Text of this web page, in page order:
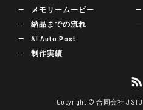
メモリームービー
納品までの流れ
AI Auto Post
制作実績
Copyright © 合同会社 J